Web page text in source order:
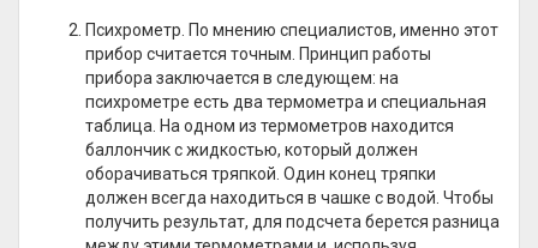
Психрометр. По мнению специалистов, именно этот
прибор считается точным. Принцип работы
прибора заключается в следующем: на
психрометре есть два термометра и специальная
таблица. На одном из термометров находится
баллончик с жидкостью, который должен
оборачиваться тряпкой. Один конец тряпки
должен всегда находиться в чашке с водой. Чтобы
получить результат, для подсчета берется разница